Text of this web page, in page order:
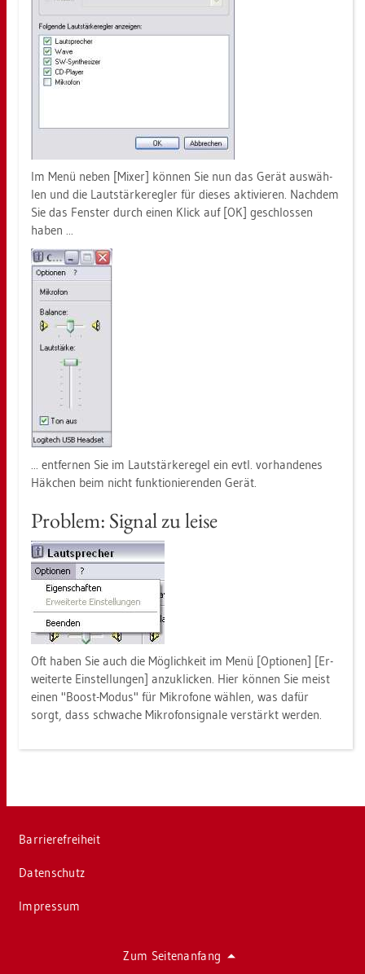
Im Menü neben [Mixer] kön­nen Sie nun das Gerät aus­wäh­
len und die Laut­stär­ke­reg­ler für die­ses ak­ti­vie­ren. Nach­dem
Sie das Fens­ter durch einen Klick auf [OK] ge­schlos­sen
haben ...
... ent­fer­nen Sie im Laut­stär­ke­re­gel ein evtl. vor­han­de­nes
Häk­chen beim nicht funk­tio­nie­ren­den Gerät.
Pro­blem: Si­gnal zu leise
Oft haben Sie auch die Mög­lich­keit im Menü [Op­tio­nen] [Er­
wei­ter­te Ein­stel­lun­gen] an­zu­kli­cken. Hier kön­nen Sie meist
einen "Boost-Modus" für Mi­kro­fo­ne wäh­len, was dafür
sorgt, dass schwa­che Mi­kro­fon­signa­le ver­stärkt wer­den.
Bar­rie­re­frei­heit
Da­ten­schutz
Im­pres­sum
Zum Sei­ten­an­fang